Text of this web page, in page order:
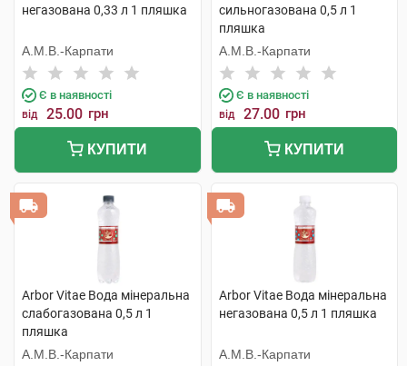
негазована 0,33 л 1 пляшка
А.М.В.-Карпати
Є в наявності
від 25.00 грн
КУПИТИ
сильногазована 0,5 л 1
пляшка
А.М.В.-Карпати
Є в наявності
від 27.00 грн
КУПИТИ
Arbor Vitae Вода мінеральна
слабогазована 0,5 л 1
пляшка
А.М.В.-Карпати
Arbor Vitae Вода мінеральна
негазована 0,5 л 1 пляшка
А.М.В.-Карпати